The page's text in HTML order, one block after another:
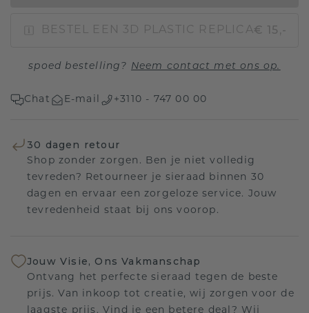
BESTEL EEN 3D PLASTIC REPLICA€ 15,-
spoed bestelling? Neem contact met ons op.
Chat E-mail +3110 - 747 00 00
30 dagen retour
Shop zonder zorgen. Ben je niet volledig
tevreden? Retourneer je sieraad binnen 30
dagen en ervaar een zorgeloze service. Jouw
tevredenheid staat bij ons voorop.
Jouw Visie, Ons Vakmanschap
Ontvang het perfecte sieraad tegen de beste
prijs. Van inkoop tot creatie, wij zorgen voor de
laagste prijs. Vind je een betere deal? Wij